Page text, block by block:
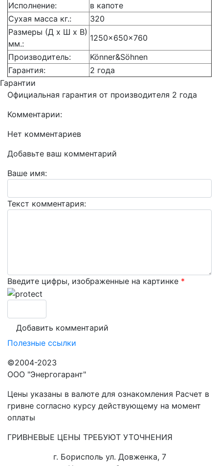
Исполнение:
в капоте
Сухая масса кг.:
320
Размеры (Д x Ш x В)
мм.:
1250×650×760
Производитель:
Könner&Söhnen
Гарантия:
2 года
Гарантии
Официальная гарантия от производителя 2 года
Комментарии:
Нет комментариев
Добавьте ваш комментарий
Ваше имя:
Текст комментария:
Введите цифры, изображенные на картинке *
Полезные ссылки
©2004-2023
ООО "Энергогарант"
Цены указаны в валюте для ознакомления Расчет в
гривне согласно курсу действующему на момент
оплаты
ГРИВНЕВЫЕ ЦЕНЫ ТРЕБУЮТ УТОЧНЕНИЯ
г. Борисполь ул. Довженка, 7